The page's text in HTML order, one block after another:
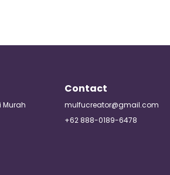
Murah
Contact
mulfucreator@gmail.com
+62 888-0189-6478